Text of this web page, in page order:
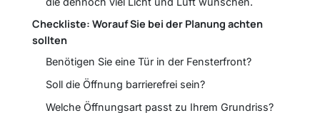
Checkliste: Worauf Sie bei der Planung achten
sollten
Benötigen Sie eine Tür in der Fensterfront?
Soll die Öffnung barrierefrei sein?
Welche Öffnungsart passt zu Ihrem Grundriss?